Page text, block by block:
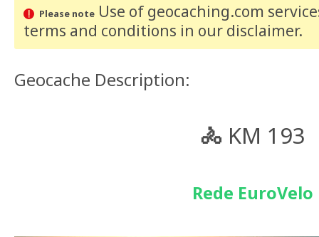
Please noteUse of geocaching.com
terms and conditions in our disclaimer.
Geocache Description:
🚴 KM 193
Rede EuroVelo